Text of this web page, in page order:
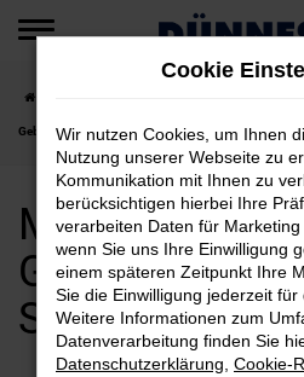
Zum
springen
Gebrauchtwagen für Straubing kaufen
Maserati
Straubing
Cookie
Wir nutzen Cookies, um Ihnen
Nutzung unserer Webseite zu
Kommunikation mit Ihnen zu
berücksichtigen hierbei Ihre
verarbeiten Daten für Marketing
wenn Sie uns Ihre Einwilligung
einem späteren Zeitpunkt Ihre
Sie die Einwilligung jederzeit für
Weitere Informationen zum
Datenverarbeitung finden Sie
Datenschutzerklärung Cookie-